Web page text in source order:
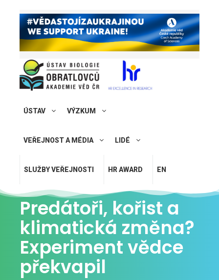
ÚSTAV VÝZKUM
VEŘEJNOST A MÉDIA LIDÉ
SLUŽBY VEŘEJNOSTI HR AWARD EN
Predátoři, kořist a
klimatická změna?
Experiment vědce
překvapil